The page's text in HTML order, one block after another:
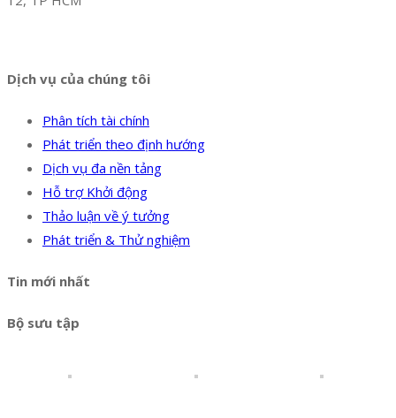
Dịch vụ của chúng tôi
Phân tích tài chính
Phát triển theo định hướng
Dịch vụ đa nền tảng
Hỗ trợ Khởi động
Thảo luận về ý tưởng
Phát triển & Thử nghiệm
Tin mới nhất
Bộ sưu tập